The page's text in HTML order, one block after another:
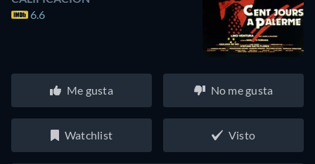
6.6
Me gusta No me gusta
Watchlist Visto